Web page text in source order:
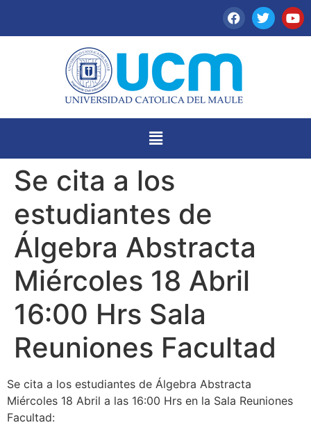
Se cita a los
estudiantes de
Álgebra Abstracta
Miércoles 18 Abril
16:00 Hrs Sala
Reuniones Facultad
Se cita a los estudiantes de Álgebra Abstracta
Miércoles 18 Abril a las 16:00 Hrs en la Sala Reuniones
Facultad: